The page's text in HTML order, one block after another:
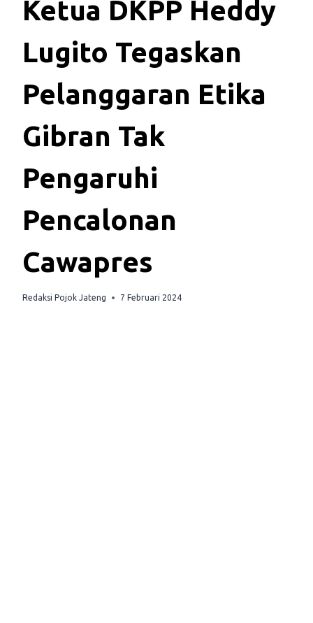
Ketua DKPP Heddy
Lugito Tegaskan
Pelanggaran Etika
Gibran Tak
Pengaruhi
Pencalonan
Cawapres
Redaksi Pojok Jateng 7 Februari 2024